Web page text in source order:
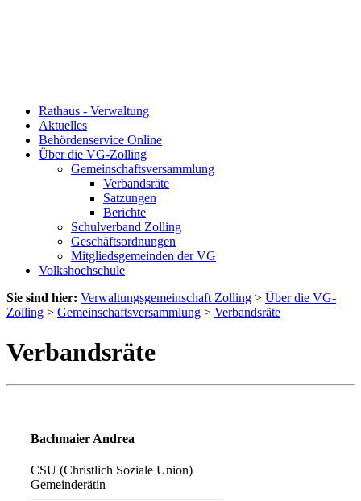
Rathaus - Verwaltung
Aktuelles
Behördenservice Online
Über die VG-Zolling
Gemeinschaftsversammlung
Verbandsräte
Satzungen
Berichte
Schulverband Zolling
Geschäftsordnungen
Mitgliedsgemeinden der VG
Volkshochschule
Sie sind hier: Verwaltungsgemeinschaft Zolling > Über die VG-
Zolling > Gemeinschaftsversammlung > Verbandsräte
Verbandsräte
Bachmaier Andrea
CSU (Christlich Soziale Union)
Gemeinderätin